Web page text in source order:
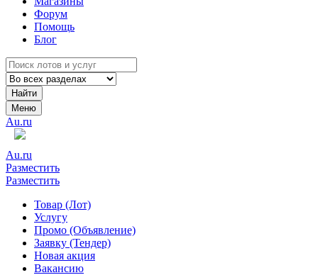
Форум
Помощь
Блог
Найти
Меню
Au.ru
Au.ru
Разместить
Разместить
Товар (Лот)
Услугу
Промо (Объявление)
Заявку (Тендер)
Новая акция
Вакансию